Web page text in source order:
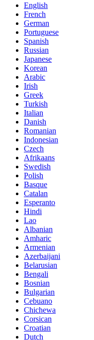
English
French
German
Portuguese
Spanish
Russian
Japanese
Korean
Arabic
Irish
Greek
Turkish
Italian
Danish
Romanian
Indonesian
Czech
Afrikaans
Swedish
Polish
Basque
Catalan
Esperanto
Hindi
Lao
Albanian
Amharic
Armenian
Azerbaijani
Belarusian
Bengali
Bosnian
Bulgarian
Cebuano
Chichewa
Corsican
Croatian
Dutch